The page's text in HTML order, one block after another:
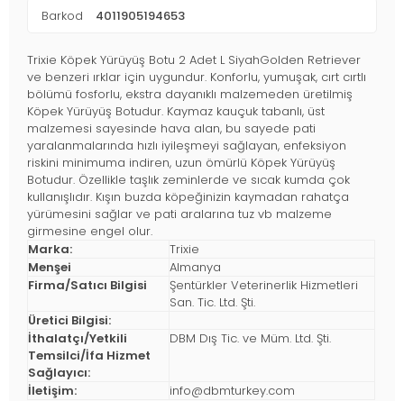
Barkod 4011905194653
Trixie Köpek Yürüyüş Botu 2 Adet L SiyahGolden Retriever
ve benzeri ırklar için uygundur. Konforlu, yumuşak, cırt cırtlı
bölümü fosforlu, ekstra dayanıklı malzemeden üretilmiş
Köpek Yürüyüş Botudur. Kaymaz kauçuk tabanlı, üst
malzemesi sayesinde hava alan, bu sayede pati
yaralanmalarında hızlı iyileşmeyi sağlayan, enfeksiyon
riskini minimuma indiren, uzun ömürlü Köpek Yürüyüş
Botudur. Özellikle taşlık zeminlerde ve sıcak kumda çok
kullanışlıdır. Kışın buzda köpeğinizin kaymadan rahatça
yürümesini sağlar ve pati aralarına tuz vb malzeme
girmesine engel olur.
Marka:
Trixie
Menşei
Almanya
Firma/Satıcı Bilgisi
Şentürkler Veterinerlik Hizmetleri
San. Tic. Ltd. Şti.
Üretici Bilgisi:
İthalatçı/Yetkili
Temsilci/İfa Hizmet
Sağlayıcı:
DBM Dış Tic. ve Müm. Ltd. Şti.
İletişim: info@dbmturkey.com